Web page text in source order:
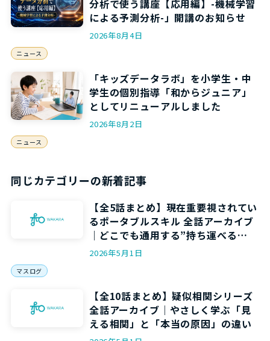
分析で使う講座【応用編】-機械学習
による予測分析-」開講のお知らせ
2026年8月4日
ニュース
「キッズデータラボ」を小学生・中
学生の個別指導「和からジュニア」
としてリニューアルしました
2026年8月2日
ニュース
同じカテゴリーの新着記事
【全5話まとめ】現在重要視されてい
るポータブルスキル 全話アーカイブ
｜どこでも通用する”持ち運べる
力”を5回で身につける
2026年5月1日
マスログ
【全10話まとめ】疑似相関シリーズ
全話アーカイブ｜やさしく学ぶ「見
える相関」と「本当の原因」の違い